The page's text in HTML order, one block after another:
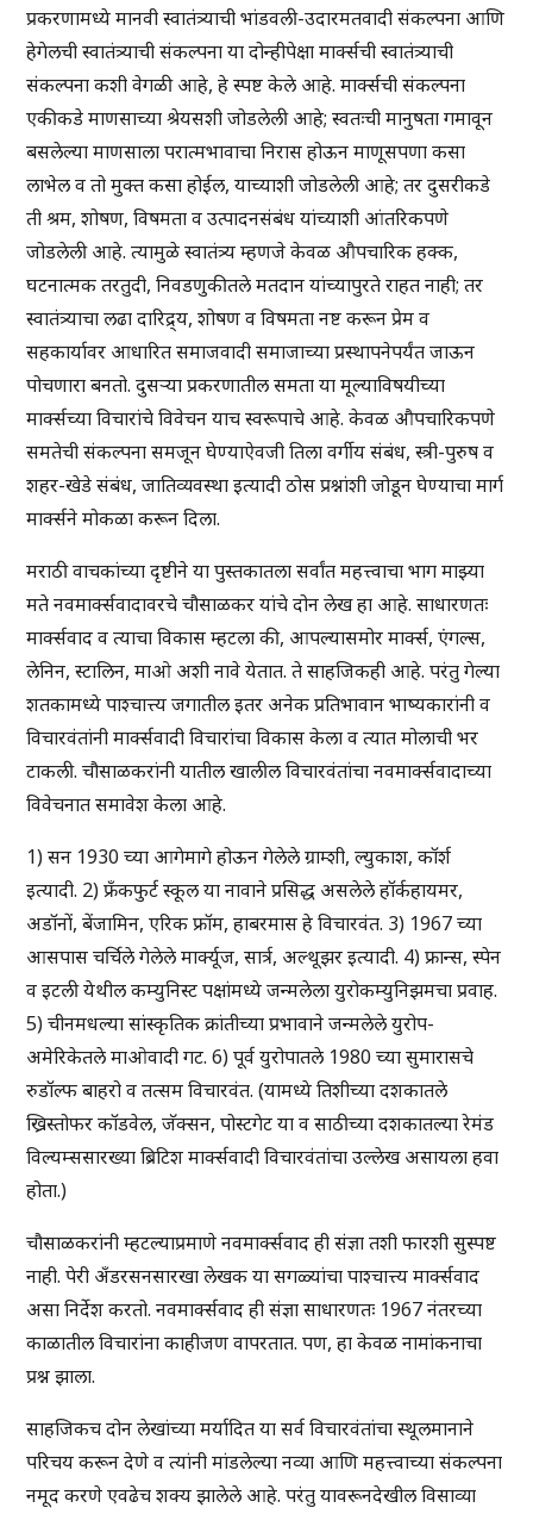
प्रकरणामध्ये मानवी स्वातंत्र्याची भांडवली-उदारमतवादी संकल्पना आणि
हेगेलची स्वातंत्र्याची संकल्पना या दोन्हीपेक्षा मार्क्सची स्वातंत्र्याची
संकल्पना कशी वेगळी आहे, हे स्पष्ट केले आहे. मार्क्सची संकल्पना
एकीकडे माणसाच्या श्रेयसशी जोडलेली आहे; स्वतःची मानुषता गमावून
बसलेल्या माणसाला परात्मभावाचा निरास होऊन माणूसपणा कसा
लाभेल व तो मुक्त कसा होईल, याच्याशी जोडलेली आहे; तर दुसरीकडे
ती श्रम, शोषण, विषमता व उत्पादनसंबंध यांच्याशी आंतरिकपणे
जोडलेली आहे. त्यामुळे स्वातंत्र्य म्हणजे केवळ औपचारिक हक्क,
घटनात्मक तरतुदी, निवडणुकीतले मतदान यांच्यापुरते राहत नाही; तर
स्वातंत्र्याचा लढा दारिद्र्य, शोषण व विषमता नष्ट करून प्रेम व
सहकार्यावर आधारित समाजवादी समाजाच्या प्रस्थापनेपर्यंत जाऊन
पोचणारा बनतो. दुसऱ्या प्रकरणातील समता या मूल्याविषयीच्या
मार्क्सच्या विचारांचे विवेचन याच स्वरूपाचे आहे. केवळ औपचारिकपणे
समतेची संकल्पना समजून घेण्याऐवजी तिला वर्गीय संबंध, स्त्री-पुरुष व
शहर-खेडे संबंध, जातिव्यवस्था इत्यादी ठोस प्रश्नांशी जोडून घेण्याचा मार्ग
मार्क्सने मोकळा करून दिला.
मराठी वाचकांच्या दृष्टीने या पुस्तकातला सर्वांत महत्त्वाचा भाग माझ्या
मते नवमार्क्सवादावरचे चौसाळकर यांचे दोन लेख हा आहे. साधारणतः
मार्क्सवाद व त्याचा विकास म्हटला की, आपल्यासमोर मार्क्स, एंगल्स,
लेनिन, स्टालिन, माओ अशी नावे येतात. ते साहजिकही आहे. परंतु गेल्या
शतकामध्ये पाश्चात्त्य जगातील इतर अनेक प्रतिभावान भाष्यकारांनी व
विचारवंतांनी मार्क्सवादी विचारांचा विकास केला व त्यात मोलाची भर
टाकली. चौसाळकरांनी यातील खालील विचारवंतांचा नवमार्क्सवादाच्या
विवेचनात समावेश केला आहे.
1) सन 1930 च्या आगेमागे होऊन गेलेले ग्राम्शी, ल्युकाश, कॉर्श
इत्यादी. 2) फ्रँकफुर्ट स्कूल या नावाने प्रसिद्ध असलेले हॉर्कहायमर,
अडॉनों, बेंजामिन, एरिक फ्रॉम, हाबरमास हे विचारवंत. 3) 1967 च्या
आसपास चर्चिले गेलेले मार्क्यूज, सार्त्र, अल्थूझर इत्यादी. 4) फ्रान्स, स्पेन
व इटली येथील कम्युनिस्ट पक्षांमध्ये जन्मलेला युरोकम्युनिझमचा प्रवाह.
5) चीनमधल्या सांस्कृतिक क्रांतीच्या प्रभावाने जन्मलेले युरोप-
अमेरिकेतले माओवादी गट. 6) पूर्व युरोपातले 1980 च्या सुमारासचे
रुडॉल्फ बाहरो व तत्सम विचारवंत. (यामध्ये तिशीच्या दशकातले
ख्रिस्तोफर कॉडवेल, जॅक्सन, पोस्टगेट या व साठीच्या दशकातल्या रेमंड
विल्यम्ससारख्या ब्रिटिश मार्क्सवादी विचारवंतांचा उल्लेख असायला हवा
होता.)
चौसाळकरांनी म्हटल्याप्रमाणे नवमार्क्सवाद ही संज्ञा तशी फारशी सुस्पष्ट
नाही. पेरी अँडरसनसारखा लेखक या सगळ्यांचा पाश्चात्त्य मार्क्सवाद
असा निर्देश करतो. नवमार्क्सवाद ही संज्ञा साधारणतः 1967 नंतरच्या
काळातील विचारांना काहीजण वापरतात. पण, हा केवळ नामांकनाचा
प्रश्न झाला.
साहजिकच दोन लेखांच्या मर्यादित या सर्व विचारवंतांचा स्थूलमानाने
परिचय करून देणे व त्यांनी मांडलेल्या नव्या आणि महत्त्वाच्या संकल्पना
नमूद करणे एवढेच शक्य झालेले आहे. परंतु यावरूनदेखील विसाव्या